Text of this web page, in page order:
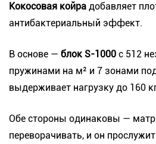
Кокосовая койра добавляет
антибактериальный эффект.
В основе — блок S-1000 с 512
пружинами на м² и 7 зонами
выдерживает нагрузку до 160
Обе стороны одинаковы —
переворачивать, и он